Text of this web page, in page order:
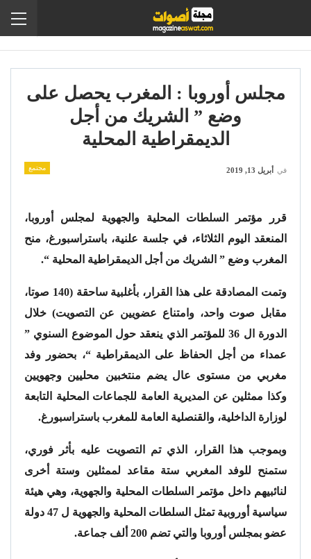
مجلس أوروبا : المغرب يحصل على
وضع ” الشريك من أجل
الديمقراطية المحلية
مجتمع في أبريل 13, 2019
قرر مؤتمر السلطات المحلية والجهوية لمجلس أوروبا،
المنعقد اليوم الثلاثاء، في جلسة علنية، باستراسبورغ، منح
المغرب وضع ” الشريك من أجل الديمقراطية المحلية “.
وتمت المصادقة على هذا القرار، بأغلبية ساحقة (140 صوتا،
مقابل صوت واحد، وامتناع عضويين عن التصويت) خلال
الدورة ال 36 للمؤتمر الذي ينعقد حول الموضوع السنوي ”
عمداء من أجل الحفاظ على الديمقراطية “، بحضور وفد
مغربي من مستوى عال يضم منتخبين محليين وجهويين
وكذا ممثلين عن المديرية العامة للجماعات المحلية التابعة
لوزارة الداخلية، والقنصلية العامة للمغرب باستراسبورغ.
وبموجب هذا القرار، الذي تم التصويت عليه بأثر فوري،
ستمنح للوفد المغربي ستة مقاعد لممثلين وستة أخرى
لنائبيهم داخل مؤتمر السلطات المحلية والجهوية، وهي هيئة
سياسية أوروبية تمثل السلطات المحلية والجهوية ل 47 دولة
عضو بمجلس أوروبا والتي تضم 200 ألف جماعة.